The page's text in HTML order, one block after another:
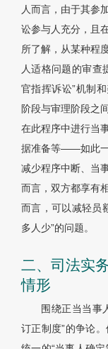
人而言，由于其参
讼参与人充分，且
所了解，从某种程
人适格问题的审
官指挥诉讼”机制
阶段与审理阶段之
在此程序中进行当
据准备等——如此一
减少程序中断、当
而言，双方都享有
而言，可以减轻员
多人少”的问题。
二、司法实
情形
围绕正当当事
订正制度”的争论